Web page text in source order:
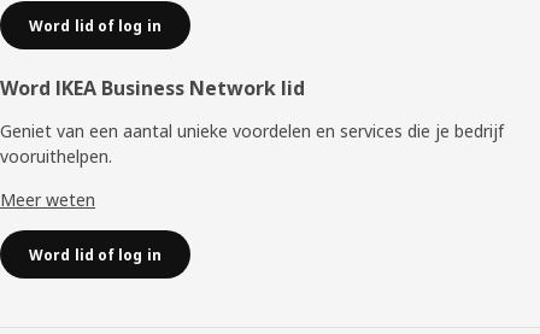
Word lid of log in
Word IKEA Business Network lid
Geniet van een aantal unieke voordelen en services die je bedrijf
vooruithelpen. ​
Meer weten
Word lid of log in